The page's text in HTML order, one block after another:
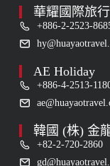
華耀國際旅
+886-2-2523-
AE Holiday
+886-4-2513-
韓國 (株) 金
+82-2-720-2860